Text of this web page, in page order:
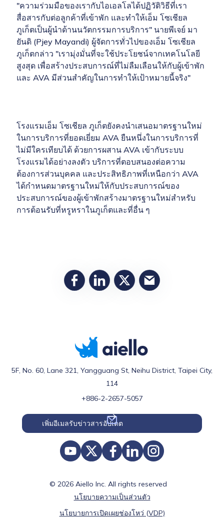
"ความร่วมมือของเรากับไอเอลโลได้ปฏิวัติวิธีที่เรา
สื่อสารกับต่อลูกค้าที่เข้าพัก และทำให้เอ็ม โซเชียล
ภูเก็ตเป็นผู้นำด้านนวัตกรรมการบริการ" นายพีเจย์ มา
ยันดิ (Pjey Mayandi) ผู้จัดการทั่วไปของเอ็ม โซเชียล
ภูเก็ตกล่าว "เรามุ่งมั่นที่จะใช้ประโยชน์จากเทคโนโลยี
สูงสุด เพื่อสร้างประสบการณ์ที่ไม่ลืมเลือนให้กับผู้เข้าพัก
และ AVA มีส่วนสำคัญในการทำให้เป้าหมายนี้จริง"
โรงแรมเอ็ม โซเชียล ภูเก็ตยังคงนำเสนอมาตรฐานใหม่
ในการบริการที่ยอดเยี่ยม AVA ยืนหนึ่งในการบริการที่
ไม่มีใครเทียบได้ ด้วยการผสาน AVA เข้ากับระบบ
โรงแรมได้อย่างลงตัว บริการที่ตอบสนองต่อความ
ต้องการส่วนบุคคล และประสิทธิภาพที่เหนือกว่า AVA
ได้กำหนดมาตรฐานใหม่ให้กับประสบการณ์ของ
ประสบการณ์ของผู้เข้าพักสร้างมาตรฐานใหม่สำหรับ
การต้อนรับที่หรูหราในภูเก็ตและที่อื่น ๆ
5F, No. 60, Lane 321, Yangguang St, Neihu District, Taipei City,
114
+886-2-2657-5057
© 2026 Aiello Inc. All rights reserved
นโยบายความเป็นส่วนตัว
นโยบายการเปิดเผยช่องโหว่ (VDP)